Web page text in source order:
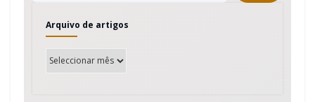
Arquivo de artigos